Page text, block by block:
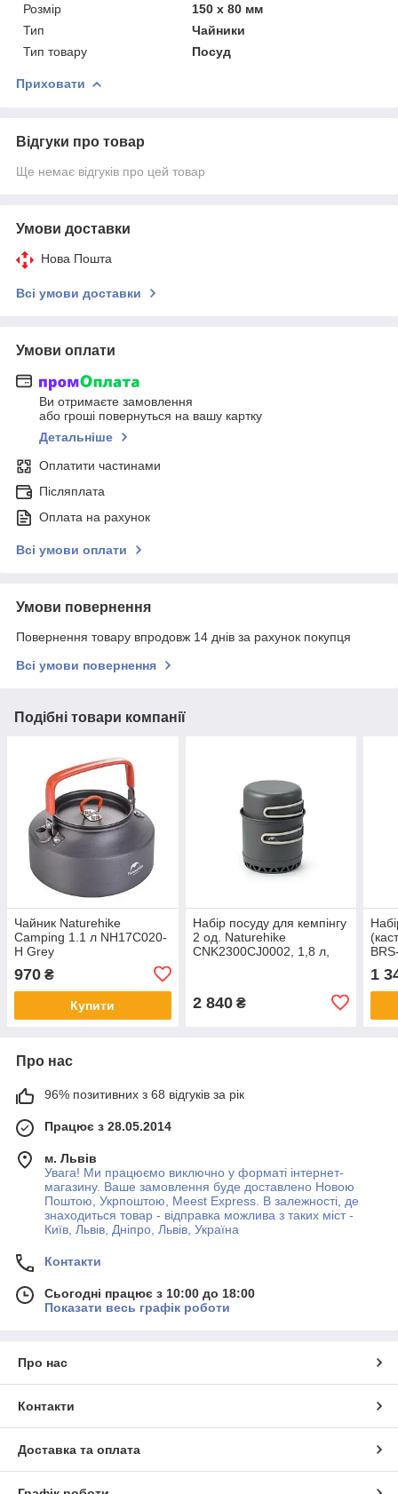
Розмір
150 х 80 мм
Тип
Чайники
Тип товару
Посуд
Приховати
Відгуки про товар
Ще немає відгуків про цей товар
Умови доставки
Нова Пошта
Всі умови доставки
Умови оплати
Ви отримаєте замовлення
або гроші повернуться на вашу картку
Детальніше
Оплатити частинами
Післяплата
Оплата на рахунок
Всі умови оплати
Умови повернення
Повернення товару впродовж 14 днів за рахунок покупця
Всі умови повернення
Подібні товари компанії
Чайник Naturehike
Camping 1.1 л NH17C020-
H Grey
970 ₴
Купити
Набір посуду для кемпінгу
2 од. Naturehike
CNK2300CJ0002, 1,8 л,
2 840₴
1
Про нас
96% позитивних з 68 відгуків за рік
Працює з 28.05.2014
м. Львів
Увага! Ми працюємо виключно у форматі інтернет-
магазину. Ваше замовлення буде доставлено Новою
Поштою, Укрпоштою, Meest Express. В залежності, де
знаходиться товар - відправка можлива з таких міст -
Київ, Львів, Дніпро, Львів, Україна
Контакти
Сьогодні працює з 10:00 до 18:00
Показати весь графік роботи
Про нас
Контакти
Доставка та оплата